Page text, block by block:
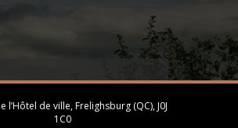
l’Hôtel de ville, Frelighsburg (QC), J0J
1C0